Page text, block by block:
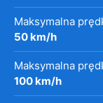
Maksymalna
50 km/h
Maksymalna
100 km/h